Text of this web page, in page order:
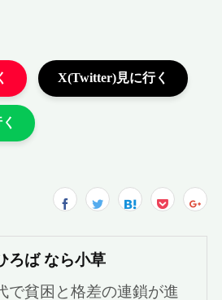
ろば なら小草
で貧困と格差の連鎖が進